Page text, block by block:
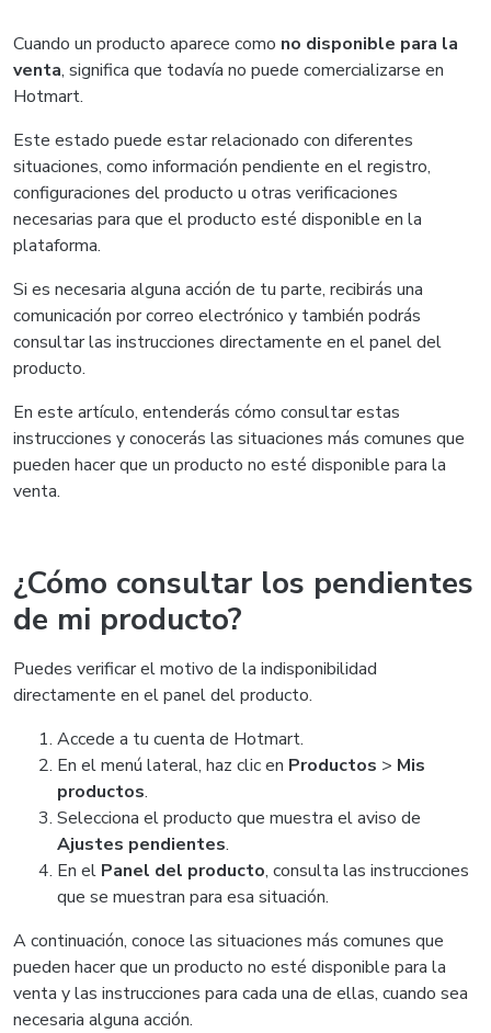
Cuando un producto aparece como no disponible para la
venta, significa que todavía no puede comercializarse en
Hotmart.
Este estado puede estar relacionado con diferentes
situaciones, como información pendiente en el registro,
configuraciones del producto u otras verificaciones
necesarias para que el producto esté disponible en la
plataforma.
Si es necesaria alguna acción de tu parte, recibirás una
comunicación por correo electrónico y también podrás
consultar las instrucciones directamente en el panel del
producto.
En este artículo, entenderás cómo consultar estas
instrucciones y conocerás las situaciones más comunes que
pueden hacer que un producto no esté disponible para la
venta.
¿Cómo consultar los pendientes
de mi producto?
Puedes verificar el motivo de la indisponibilidad
directamente en el panel del producto.
Accede a tu cuenta de Hotmart.
En el menú lateral, haz clic en Productos > Mis
productos.
Selecciona el producto que muestra el aviso de
Ajustes pendientes.
En el Panel del producto, consulta las instrucciones
que se muestran para esa situación.
A continuación, conoce las situaciones más comunes que
pueden hacer que un producto no esté disponible para la
venta y las instrucciones para cada una de ellas, cuando sea
necesaria alguna acción.